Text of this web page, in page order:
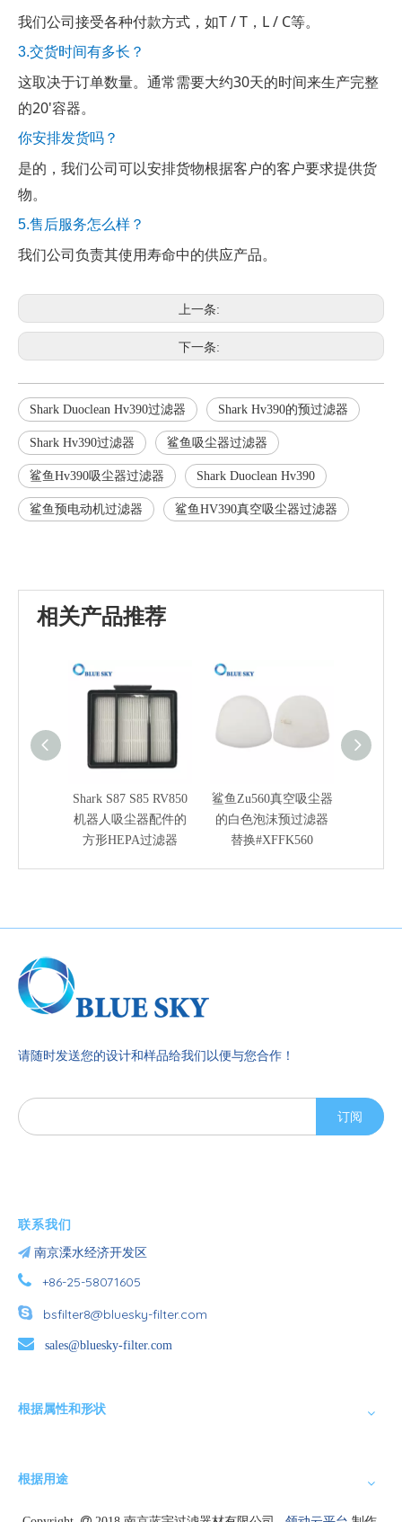
我们公司接受各种付款方式，如T / T，L / C等。
3.交货时间有多长？
这取决于订单数量。通常需要大约30天的时间来生产完整
的20'容器。
你安排发货吗？
是的，我们公司可以安排货物根据客户的客户要求提供货
物。
5.售后服务怎么样？
我们公司负责其使用寿命中的供应产品。
上一条:
下一条:
Shark Duoclean Hv390过滤器 Shark Hv390的预过滤器
Shark Hv390过滤器 鲨鱼吸尘器过滤器
鲨鱼Hv390吸尘器过滤器 Shark Duoclean Hv390
鲨鱼预电动机过滤器 鲨鱼HV390真空吸尘器过滤器
相关产品推荐
Shark S87 S85 RV850
机器人吸尘器配件的
方形HEPA过滤器
鲨鱼Zu560真空吸尘器
的白色泡沫预过滤器
替换#XFFK560
请随时发送您的设计和样品给我们以便与您合作！
订阅
联系我们
 南京溧水经济开发区
 +86-25-58071605

bsfilter8@bluesky-filter.com

sales@bluesky-filter.com
根据属性和形状
根据用途